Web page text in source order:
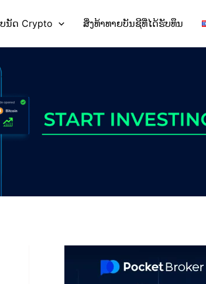
ນັດ Crypto ສິ່ງທ້າທາຍບັນຊີທີ່ໄດ້ຮັບທຶນ